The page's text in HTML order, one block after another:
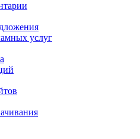
услуг